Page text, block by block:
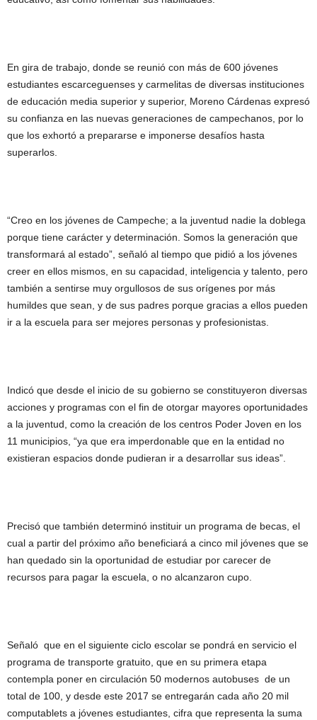
En gira de trabajo, donde se reunió con más de 600 jóvenes
estudiantes escarceguenses y carmelitas de diversas instituciones
de educación media superior y superior, Moreno Cárdenas expresó
su confianza en las nuevas generaciones de campechanos, por lo
que los exhortó a prepararse e imponerse desafíos hasta
superarlos.
“Creo en los jóvenes de Campeche; a la juventud nadie la doblega
porque tiene carácter y determinación. Somos la generación que
transformará al estado”, señaló al tiempo que pidió a los jóvenes
creer en ellos mismos, en su capacidad, inteligencia y talento, pero
también a sentirse muy orgullosos de sus orígenes por más
humildes que sean, y de sus padres porque gracias a ellos pueden
ir a la escuela para ser mejores personas y profesionistas.
Indicó que desde el inicio de su gobierno se constituyeron diversas
acciones y programas con el fin de otorgar mayores oportunidades
a la juventud, como la creación de los centros Poder Joven en los
11 municipios, “ya que era imperdonable que en la entidad no
existieran espacios donde pudieran ir a desarrollar sus ideas”.
Precisó que también determinó instituir un programa de becas, el
cual a partir del próximo año beneficiará a cinco mil jóvenes que se
han quedado sin la oportunidad de estudiar por carecer de
recursos para pagar la escuela, o no alcanzaron cupo.
Señaló que en el siguiente ciclo escolar se pondrá en servicio el
programa de transporte gratuito, que en su primera etapa
contempla poner en circulación 50 modernos autobuses de un
total de 100, y desde este 2017 se entregarán cada año 20 mil
computablets a jóvenes estudiantes, cifra que representa la suma